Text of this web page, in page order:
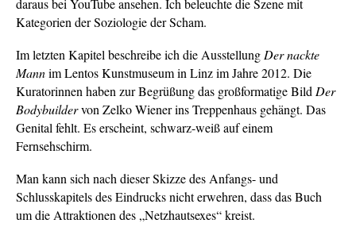
daraus bei YouTube ansehen. Ich beleuchte die Szene mit
Kategorien der Soziologie der Scham.
Im letzten Kapitel beschreibe ich die Ausstellung Der nackte
Mannim Lentos Kunstmuseum in Linz im Jahre 2012. Die
Kuratorinnen haben zur Begrüßung das großformatige Bild Der
Bodybuildervon Zelko Wiener ins Treppenhaus gehängt. Das
Genital fehlt. Es erscheint, schwarz-weiß auf einem
Fernsehschirm.
Man kann sich nach dieser Skizze des Anfangs- und
Schlusskapitels des Eindrucks nicht erwehren, dass das Buch
um die Attraktionen des „Netzhautsexes“ kreist.